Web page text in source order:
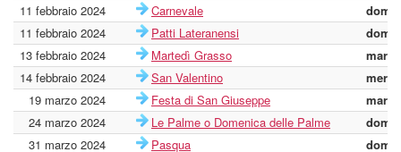
11 febbraio 2024
Carnevale
11 febbraio 2024
Patti Lateranensi
13 febbraio 2024
Martedì Grasso
14 febbraio 2024
San Valentino
19 marzo 2024
Festa di San Giuseppe
24 marzo 2024
Le Palme o Domenica delle Palme
31 marzo 2024
Pasqua